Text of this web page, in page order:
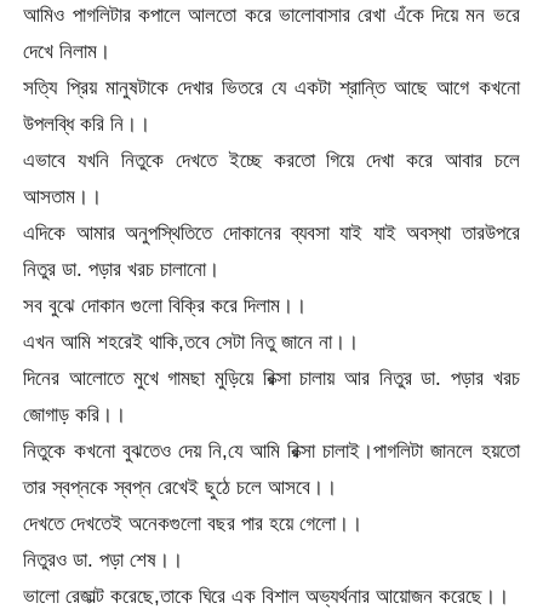
আমিও পাগলিটার কপালে আলতো করে ভালোবাসার রেখা এঁকে দিয়ে মন ভরে
দেখে নিলাম।
সত্যি প্রিয় মানুষটাকে দেখার ভিতরে যে একটা শ্রান্তি আছে আগে কখনো
উপলব্ধি করি নি।।
এভাবে যখনি নিতুকে দেখতে ইচ্ছে করতো গিয়ে দেখা করে আবার চলে
আসতাম।।
এদিকে আমার অনুপস্থিতিতে দোকানের ব্যবসা যাই যাই অবস্থা তারউপরে
নিতুর ডা. পড়ার খরচ চালানো।
সব বুঝে দোকান গুলো বিক্রি করে দিলাম।।
এখন আমি শহরেই থাকি,তবে সেটা নিতু জানে না।।
দিনের আলোতে মুখে গামছা মুড়িয়ে রিক্সা চালায় আর নিতুর ডা. পড়ার খরচ
জোগাড় করি।।
নিতুকে কখনো বুঝতেও দেয় নি,যে আমি রিক্সা চালাই।পাগলিটা জানলে হয়তো
তার স্বপ্নকে স্বপ্ন রেখেই ছুঠে চলে আসবে।।
দেখতে দেখতেই অনেকগুলো বছর পার হয়ে গেলো।।
নিতুরও ডা. পড়া শেষ।।
ভালো রেজাল্ট করেছে,তাকে ঘিরে এক বিশাল অভ্যর্থনার আয়োজন করেছে।।